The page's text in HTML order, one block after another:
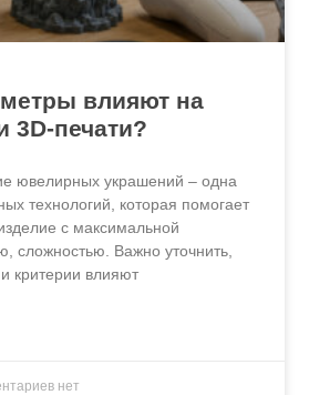
влияют на
3D-печати?
ювелирных украшений – одна
технологий, которая помогает
с максимальной
сложностью. Важно уточнить,
критерии влияют
нет